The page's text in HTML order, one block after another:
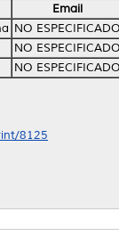
Email
NO
NO
NO
8125